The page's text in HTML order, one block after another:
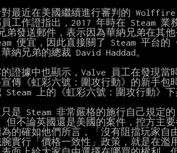
最近在美國繼續進行審判的 Wolffire
工作證指出，2017 年時在 Steam 業
弟發送郵件，表示因為華納兄弟在其
便宜，因此直接關了 Steam 平台的
納兄弟的總裁 David Haddad。
的證據中也顯示，Valve 員工在發現
宣傳《虹彩六號：圍攻行動》的新手
上的《虹彩六號：圍攻行動》下
是 Steam 非常嚴格的施行自己規定
但不論英國還是美國的案件，控方主
的確如他們所言，「沒有阻擋玩家自
實行「價格一致性」政策，就是在濫